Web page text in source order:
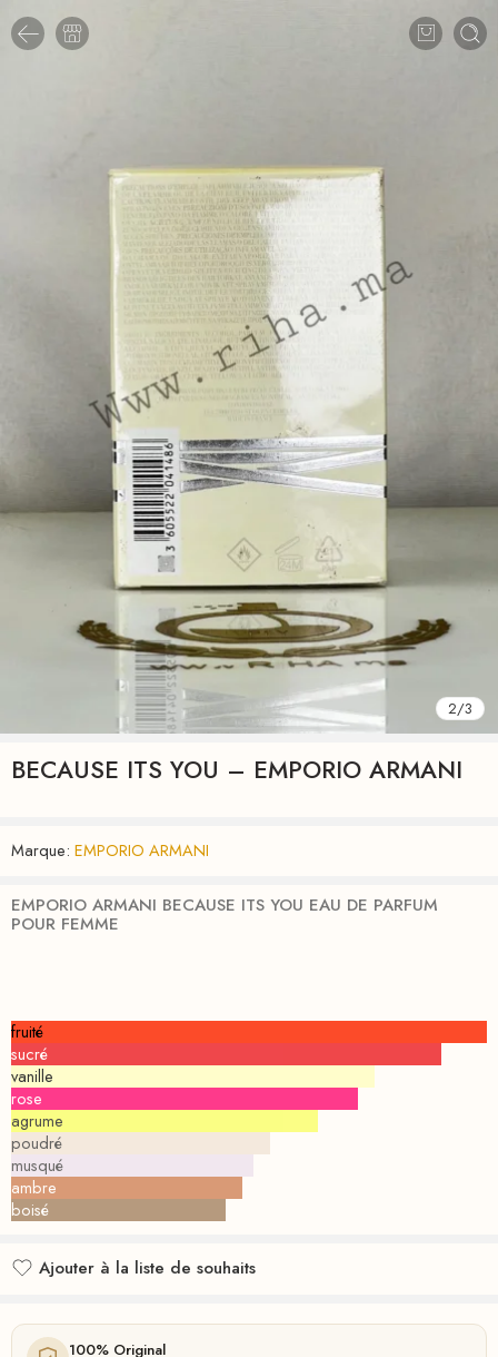
2/3
BECAUSE ITS YOU – EMPORIO ARMANI
Marque: EMPORIO ARMANI
EMPORIO ARMANI BECAUSE ITS YOU EAU DE PARFUM
POUR FEMME
fruité
sucré
vanille
rose
agrume
poudré
musqué
ambre
boisé
Ajouter à la liste de souhaits
100% Original